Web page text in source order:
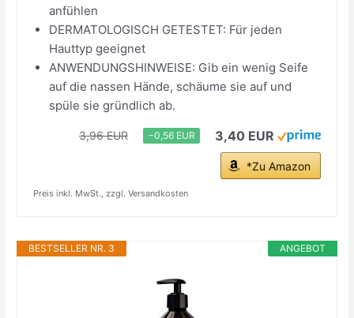
anfühlen
DERMATOLOGISCH GETESTET: Für jeden
Hauttyp geeignet
ANWENDUNGSHINWEISE: Gib ein wenig Seife
auf die nassen Hände, schäume sie auf und
spüle sie gründlich ab.
3,96 EUR −0,56 EUR 3,40 EUR
*Zu Amazon
Preis inkl. MwSt., zzgl. Versandkosten
ANGEBOT
BESTSELLER NR. 3